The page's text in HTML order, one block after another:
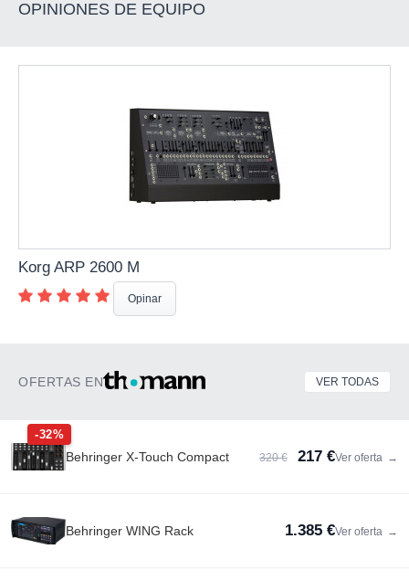
OPINIONES DE EQUIPO
Korg ARP 2600 M
Opinar
OFERTAS EN VER TODAS
-32%
Behringer X-Touch Compact 320 € 217 €Ver oferta →
Behringer WING Rack 1.385 €Ver oferta →